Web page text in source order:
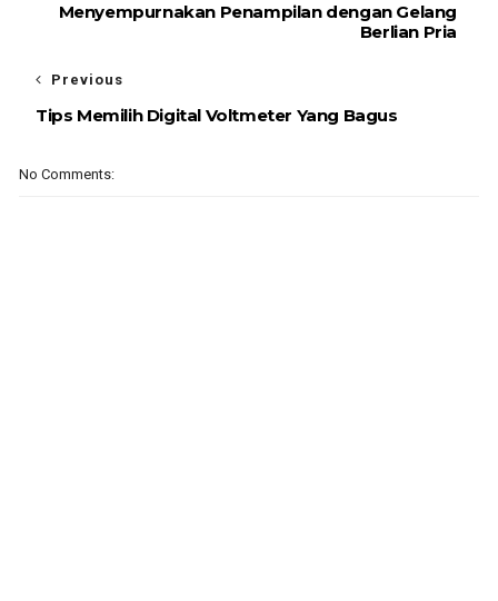
Menyempurnakan Penampilan dengan Gelang
Berlian Pria
Previous
Tips Memilih Digital Voltmeter Yang Bagus
No Comments: